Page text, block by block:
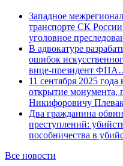
Западное
транспорте СК
уголовное
В адвокатуре
ошибок
вице-президент
11 сентября 2025
открытие монумента,
Никифоровичу
Два гражданина
преступлений:
пособничества в
Все новости